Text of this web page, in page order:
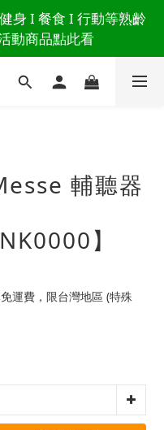
強 👉 3大生活貼心巧
主導權
身 I 餐食 I 行動等熟齡
動商品點此看
強 👉 3大生活貼心巧
活主導權
輔聽器
】
運費，限台灣地區 (特殊